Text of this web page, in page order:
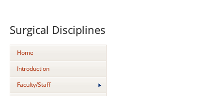
Surgical Disciplines
Home
Introduction
Faculty/Staff